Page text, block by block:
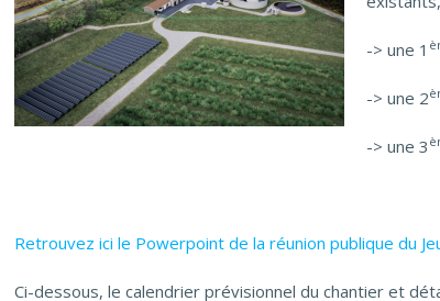
-> une 1
-> une 2
-> une 3
Retrouvez ici le Powerpoint de la réunion publique du
Ci-dessous, le calendrier prévisionnel du chantier et